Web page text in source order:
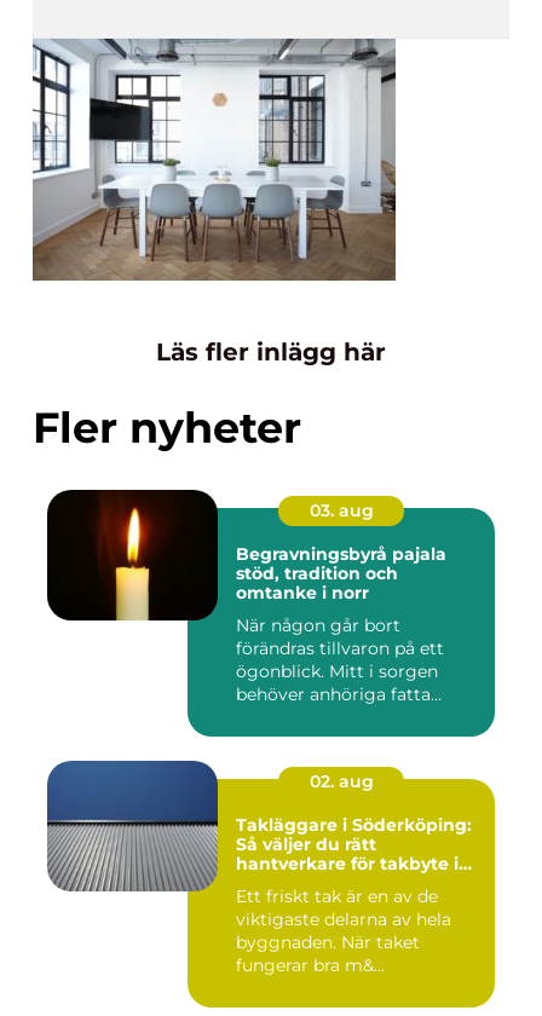
Läs fler inlägg här
Fler nyheter
03. aug
Begravningsbyrå pajala
stöd, tradition och
omtanke i norr
När någon går bort
förändras tillvaron på ett
ögonblick. Mitt i sorgen
behöver anhöriga fatta
02. aug
Takläggare i Söderköping:
Så väljer du rätt
hantverkare för takbyte i
Ett friskt tak är en av de
viktigaste delarna av hela
byggnaden. När taket
fungerar bra m&...